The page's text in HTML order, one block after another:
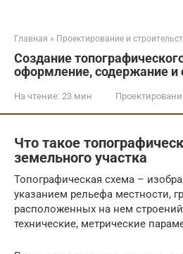
Главная » Проектирование и
Создание
оформление, содержание и
На чтение: 23 мин
Что такое
земельного участка
Топографическая схема –
указанием рельефа местности,
расположенных на нем
технические, метрические